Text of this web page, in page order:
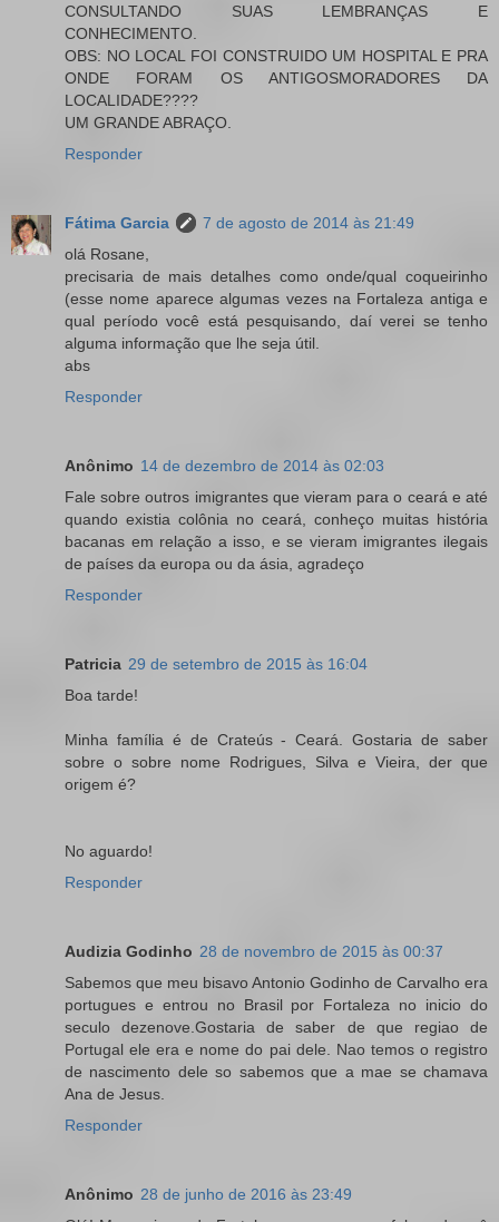
CONSULTANDO SUAS LEMBRANÇAS E
CONHECIMENTO.
OBS: NO LOCAL FOI CONSTRUIDO UM HOSPITAL E PRA
ONDE FORAM OS ANTIGOSMORADORES DA
LOCALIDADE????
UM GRANDE ABRAÇO.
Responder
Fátima Garcia
7 de agosto de 2014 às 21:49
olá Rosane,
precisaria de mais detalhes como onde/qual coqueirinho
(esse nome aparece algumas vezes na Fortaleza antiga e
qual período você está pesquisando, daí verei se tenho
alguma informação que lhe seja útil.
abs
Responder
Anônimo 14 de dezembro de 2014 às 02:03
Fale sobre outros imigrantes que vieram para o ceará e até
quando existia colônia no ceará, conheço muitas história
bacanas em relação a isso, e se vieram imigrantes ilegais
de países da europa ou da ásia, agradeço
Responder
Patricia 29 de setembro de 2015 às 16:04
Boa tarde!
Minha família é de Crateús - Ceará. Gostaria de saber
sobre o sobre nome Rodrigues, Silva e Vieira, der que
origem é?
No aguardo!
Responder
Audizia Godinho 28 de novembro de 2015 às 00:37
Sabemos que meu bisavo Antonio Godinho de Carvalho era
portugues e entrou no Brasil por Fortaleza no inicio do
seculo dezenove.Gostaria de saber de que regiao de
Portugal ele era e nome do pai dele. Nao temos o registro
de nascimento dele so sabemos que a mae se chamava
Ana de Jesus.
Responder
Anônimo 28 de junho de 2016 às 23:49